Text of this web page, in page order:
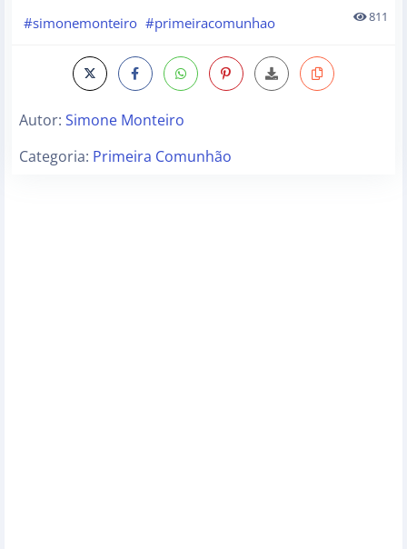
#simonemonteiro #primeiracomunhao 811
Autor: Simone Monteiro
Categoria: Primeira Comunhão